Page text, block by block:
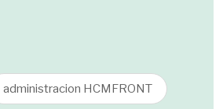
administracion HCMFRONT